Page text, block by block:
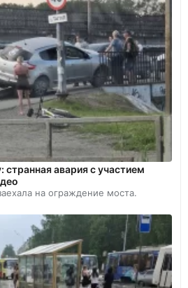
странная авария с участием
на ограждение моста.